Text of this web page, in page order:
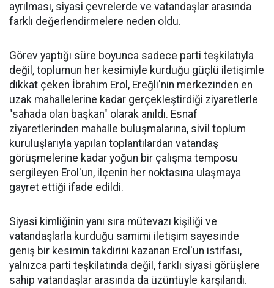
ayrılması, siyasi çevrelerde ve vatandaşlar arasında
farklı değerlendirmelere neden oldu.
Görev yaptığı süre boyunca sadece parti teşkilatıyla
değil, toplumun her kesimiyle kurduğu güçlü iletişimle
dikkat çeken İbrahim Erol, Ereğli'nin merkezinden en
uzak mahallelerine kadar gerçekleştirdiği ziyaretlerle
"sahada olan başkan" olarak anıldı. Esnaf
ziyaretlerinden mahalle buluşmalarına, sivil toplum
kuruluşlarıyla yapılan toplantılardan vatandaş
görüşmelerine kadar yoğun bir çalışma temposu
sergileyen Erol'un, ilçenin her noktasına ulaşmaya
gayret ettiği ifade edildi.
Siyasi kimliğinin yanı sıra mütevazı kişiliği ve
vatandaşlarla kurduğu samimi iletişim sayesinde
geniş bir kesimin takdirini kazanan Erol'un istifası,
yalnızca parti teşkilatında değil, farklı siyasi görüşlere
sahip vatandaşlar arasında da üzüntüyle karşılandı.